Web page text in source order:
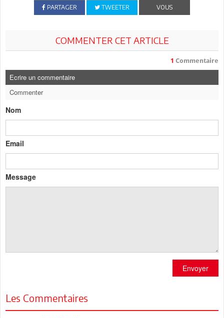
PARTAGER TWEETER
VOUS
COMMENTER CET ARTICLE
1 Commentaire
Ecrire un commentaire
Commenter
Nom
Email
Message
Envoyer
Les Commentaires